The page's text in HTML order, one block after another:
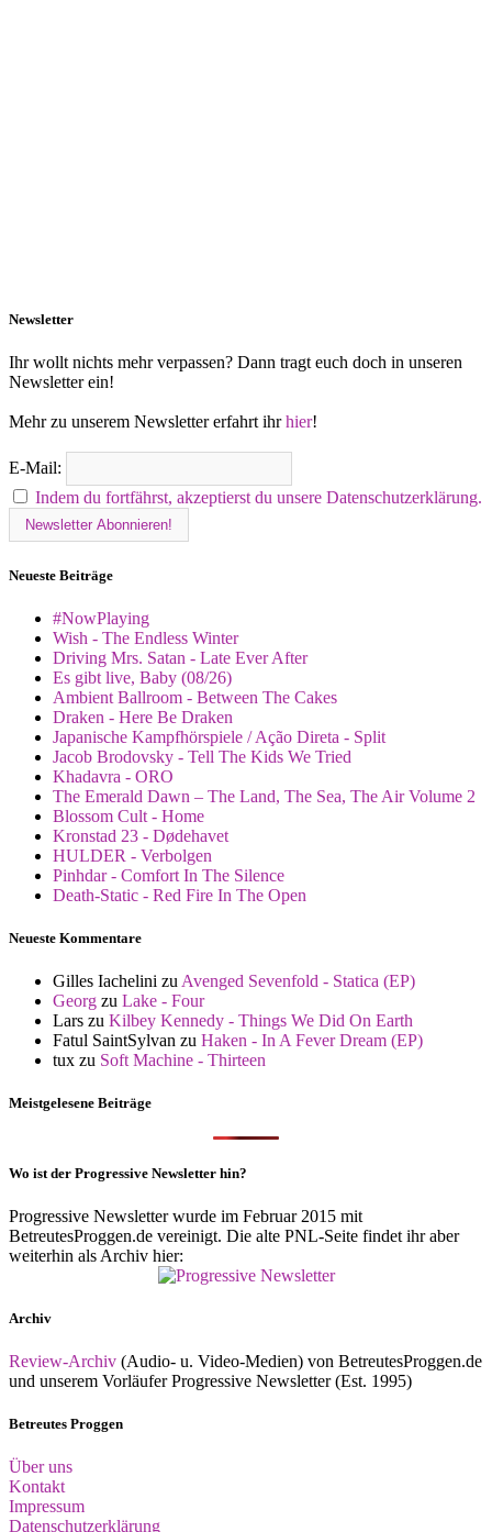
Newsletter
Ihr wollt nichts mehr verpassen? Dann tragt euch doch in unseren
Newsletter ein!
Mehr zu unserem Newsletter erfahrt ihrhier!
E-Mail:
Indem du fortfährst, akzeptierst du unsere Datenschutzerklärung.
Neueste Beiträge
#NowPlaying
Wish - The Endless Winter
Driving Mrs. Satan - Late Ever After
Es gibt live, Baby (08/26)
Ambient Ballroom - Between The Cakes
Draken - Here Be Draken
Japanische Kampfhörspiele / Ação Direta - Split
Jacob Brodovsky - Tell The Kids We Tried
Khadavra - ORO
The Emerald Dawn – The Land, The Sea, The Air Volume 2
Blossom Cult - Home
Kronstad 23 - Dødehavet
HULDER - Verbolgen
Pinhdar - Comfort In The Silence
Death-Static - Red Fire In The Open
Neueste Kommentare
Gilles Iachelini zu Avenged Sevenfold - Statica (EP)
Georg zu Lake - Four
Lars zu Kilbey Kennedy - Things We Did On Earth
Fatul SaintSylvan zu Haken - In A Fever Dream (EP)
tux zu Soft Machine - Thirteen
Meistgelesene Beiträge
Wo ist der Progressive Newsletter hin?
Progressive Newsletter wurde im Februar 2015 mit
BetreutesProggen.de vereinigt. Die alte PNL-Seite findet ihr aber
weiterhin als Archiv hier:
Archiv
Review-Archiv (Audio- u. Video-Medien) von BetreutesProggen.de
und unserem Vorläufer Progressive Newsletter (Est. 1995)
Betreutes Proggen
Über uns
Kontakt
Impressum
Datenschutzerklärung